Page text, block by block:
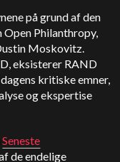
på grund af den
Philanthropy,
Moskovitz.
eksisterer RAND
kritiske emner,
og ekspertise
Seneste
de endelige